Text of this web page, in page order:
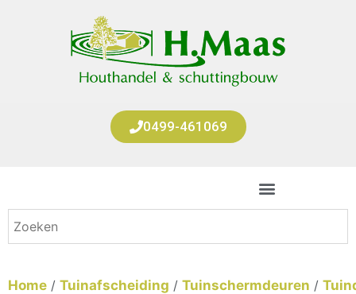
0499-461069
Home / Tuinafscheiding / Tuinschermdeuren /